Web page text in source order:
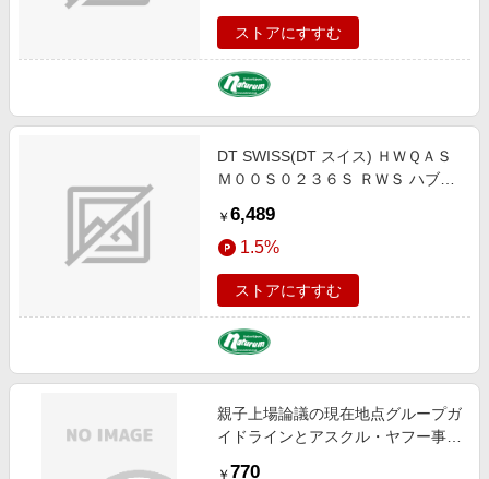
ストアにすすむ
DT SWISS(DT スイス) ＨＷＱＡＳ
Ｍ００Ｓ０２３６Ｓ ＲＷＳ ハブア
￥ 6,489
1.5%
ストアにすすむ
親子上場論議の現在地点グループガ
イドラインとアスクル・ヤフー事件
￥ 770